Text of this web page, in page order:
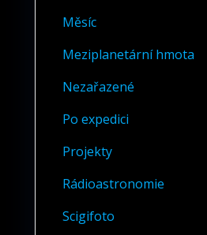
Měsíc
Meziplanetární hmota
Nezařazené
Po expedici
Projekty
Rádioastronomie
Scigifoto